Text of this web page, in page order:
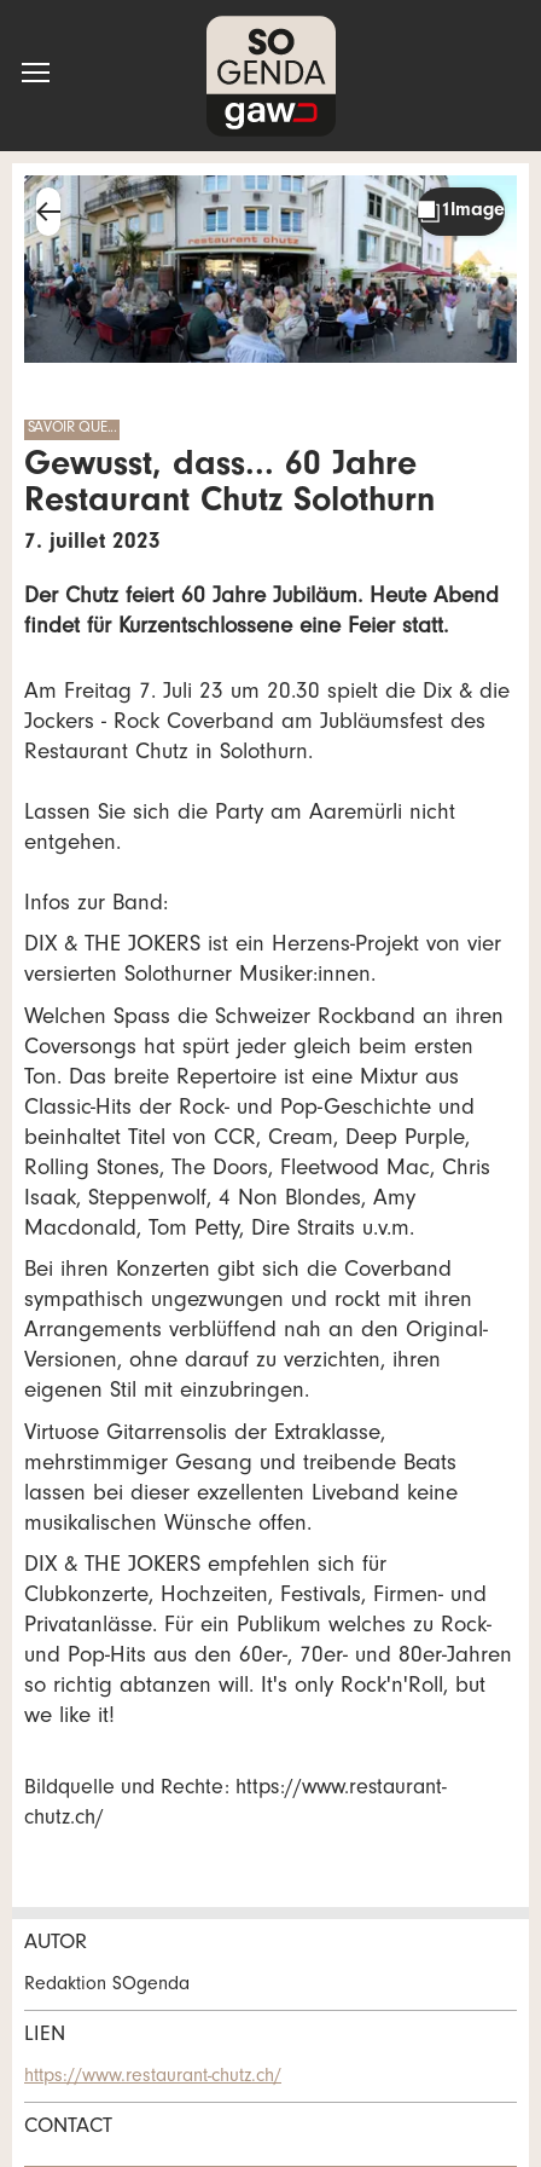
SAVOIR QUE...
Gewusst, dass... 60 Jahre
Restaurant Chutz Solothurn
7. juillet 2023
Der Chutz feiert 60 Jahre Jubiläum. Heute Abend
findet für Kurzentschlossene eine Feier statt.
Am Freitag 7. Juli 23 um 20.30 spielt die Dix & die
Jockers - Rock Coverband am Jubläumsfest des
Restaurant Chutz in Solothurn.
Lassen Sie sich die Party am Aaremürli nicht
entgehen.
Infos zur Band:
DIX & THE JOKERS ist ein Herzens-Projekt von vier
versierten Solothurner Musiker:innen.
Welchen Spass die Schweizer Rockband an ihren
Coversongs hat spürt jeder gleich beim ersten
Ton. Das breite Repertoire ist eine Mixtur aus
Classic-Hits der Rock- und Pop-Geschichte und
beinhaltet Titel von CCR, Cream, Deep Purple,
Rolling Stones, The Doors, Fleetwood Mac, Chris
Isaak, Steppenwolf, 4 Non Blondes, Amy
Macdonald, Tom Petty, Dire Straits u.v.m.
Bei ihren Konzerten gibt sich die Coverband
sympathisch ungezwungen und rockt mit ihren
Arrangements verblüffend nah an den Original-
Versionen, ohne darauf zu verzichten, ihren
eigenen Stil mit einzubringen.
Virtuose Gitarrensolis der Extraklasse,
mehrstimmiger Gesang und treibende Beats
lassen bei dieser exzellenten Liveband keine
musikalischen Wünsche offen.
DIX & THE JOKERS empfehlen sich für
Clubkonzerte, Hochzeiten, Festivals, Firmen- und
Privatanlässe. Für ein Publikum welches zu Rock-
und Pop-Hits aus den 60er-, 70er- und 80er-Jahren
so richtig abtanzen will. It's only Rock'n'Roll, but
we like it!
Bildquelle und Rechte: https://www.restaurant-
chutz.ch/
Annonces répréhensibles
Vos commentaires sont grandement appréciés!
Commentaires généraux
Cette annonce n'est plus valable
Recommander l'annonce
Recommandez cette annonce à des amis.
AUTOR
Redaktion SOgenda
LIEN
https://www.restaurant-chutz.ch/
CONTACT